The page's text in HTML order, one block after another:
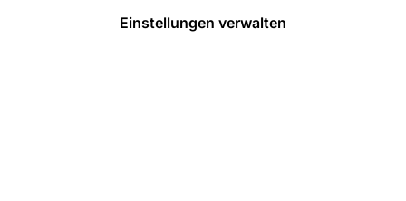
Einstellungen verwalten